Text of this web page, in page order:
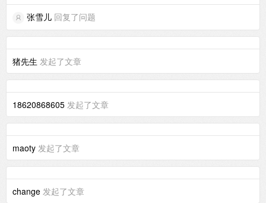
张雪儿 回复了问题
猪先生 发起了文章
18620868605 发起了文章
maoty 发起了文章
change 发起了文章